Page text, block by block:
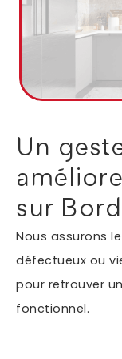
Un
sur
Nous assurons
défectueux ou
pour retrouver
fonctionnel.
Petits
Autres
Informations
En
informations